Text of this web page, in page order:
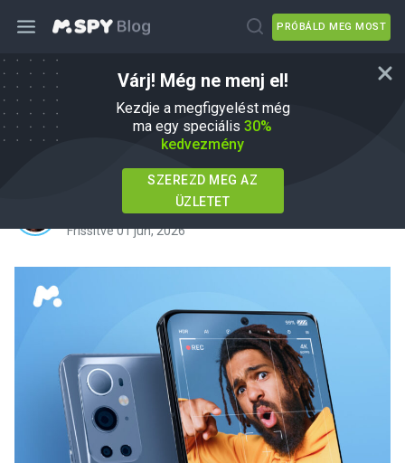
PRÓBÁLD MEG MOST
Várj! Még ne menj el!
Kezdje a megfigyelést még
ma egy speciális 30%
kedvezmény
SZEREZD MEG AZ
ÜZLETET
Hogyan lehet hozzáférni a kamera
más Android telefon - 4 Bevált
EbbenHow To
Frissítve 01 jún, 2026